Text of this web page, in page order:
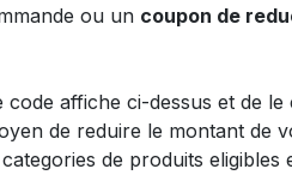
ou un coupon de
affiche ci-dessus et de
de reduire le montant de
de produits eligibles